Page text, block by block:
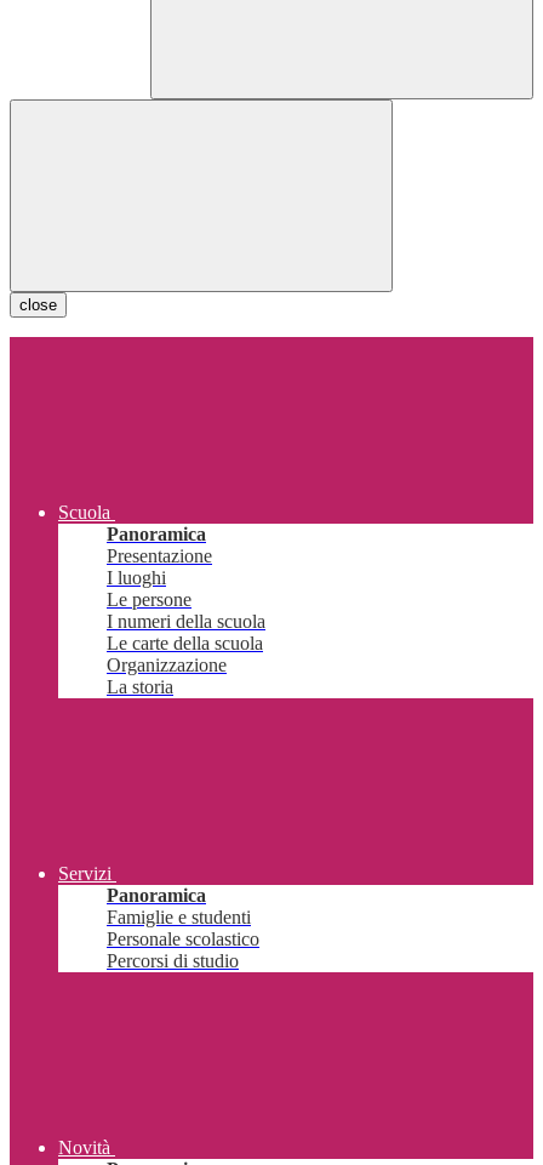
close
Scuola
Panoramica
Presentazione
I luoghi
Le persone
I numeri della scuola
Le carte della scuola
Organizzazione
La storia
Servizi
Panoramica
Famiglie e studenti
Personale scolastico
Percorsi di studio
Novità